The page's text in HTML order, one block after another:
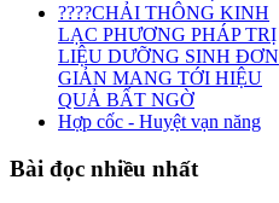
????CHẢI THÔNG KINH
LẠC PHƯƠNG PHÁP TRỊ
LIỆU DƯỠNG SINH ĐƠN
GIẢN MANG TỚI HIỆU
QUẢ BẤT NGỜ
Hợp cốc - Huyệt vạn năng
Bài đọc nhiều nhất